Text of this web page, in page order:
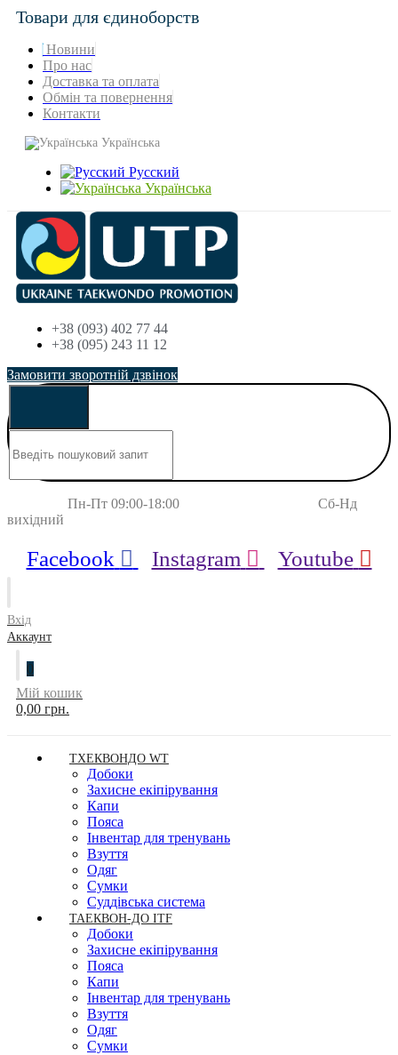
Товари для єдиноборств
Новини
Про нас
Доставка та оплата
Обмін та повернення
Контакти
Українська
Русский
Українська
+38 (093) 402 77 44
+38 (095) 243 11 12
Замовити зворотній дзвінок
Пн-Пт 09:00-18:00 Сб-Нд
вихідний
Facebook Instagram Youtube
Вхід
Аккаунт
0
Мій кошик
0,00 грн.
ТХЕКВОНДО WT
Добоки
Захисне екіпірування
Капи
Пояса
Інвентар для тренувань
Взуття
Одяг
Сумки
Суддівська система
ТАЕКВОН-ДО ITF
Добоки
Захисне екіпірування
Пояса
Капи
Інвентар для тренувань
Взуття
Одяг
Сумки